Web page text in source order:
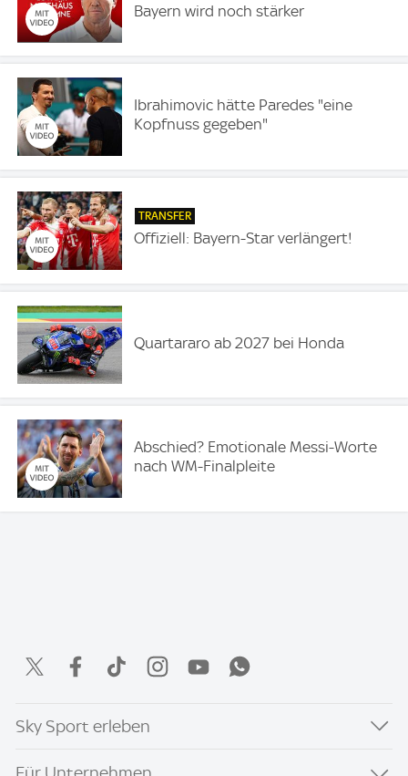
Bayern wird noch stärker
Ibrahimovic hätte Paredes "eine
Kopfnuss gegeben"
TRANSFER
Offiziell: Bayern-Star verlängert!
Quartararo ab 2027 bei Honda
Abschied? Emotionale Messi-Worte
nach WM-Finalpleite
Sky Sport erleben